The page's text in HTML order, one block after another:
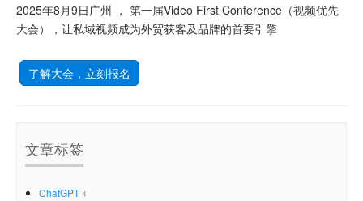
2025年8月9日广州 ， 第一届Video First Conference（视频优先
大会），让私域视频成为外贸获客及品牌的首要引擎
了解大会，立刻报名
文章标签
ChatGPT 4